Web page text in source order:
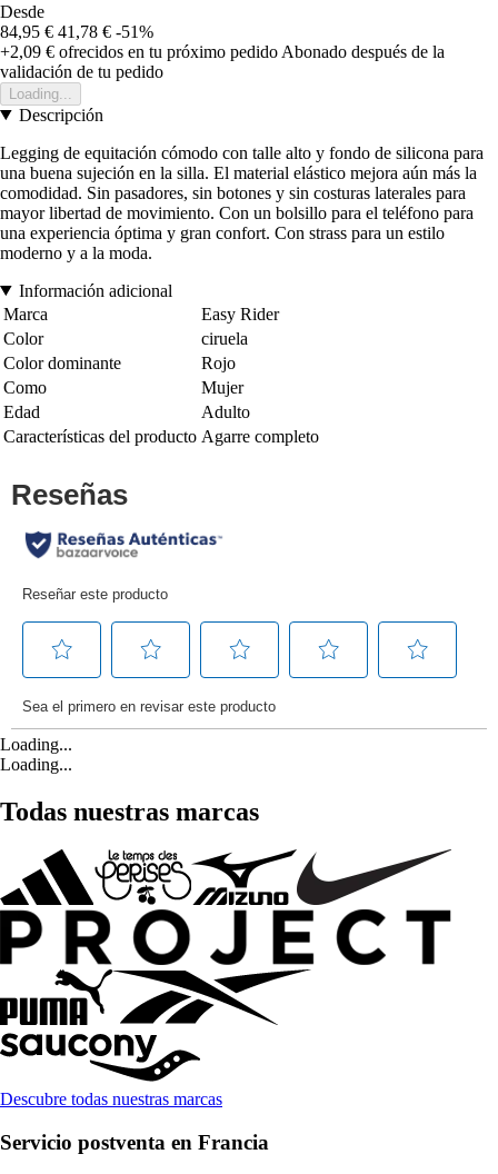
Desde
84,95 € 41,78 € -51%
+2,09 € ofrecidos en tu próximo pedido Abonado después de la
validación de tu pedido
Loading...
Descripción
Legging de equitación cómodo con talle alto y fondo de silicona para
una buena sujeción en la silla. El material elástico mejora aún más la
comodidad. Sin pasadores, sin botones y sin costuras laterales para
mayor libertad de movimiento. Con un bolsillo para el teléfono para
una experiencia óptima y gran confort. Con strass para un estilo
moderno y a la moda.
Información adicional
Marca
Easy Rider
Color
ciruela
Color dominante
Rojo
Como
Mujer
Edad
Adulto
Características del producto Agarre completo
Loading...
Loading...
Todas nuestras marcas
Descubre todas nuestras marcas
Servicio postventa en Francia